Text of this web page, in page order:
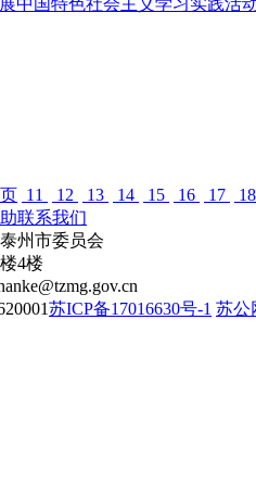
中国特色社会主义学习实践活
页 11 12 13 14 15 16 17 18
联系我们
州市委员会
4楼
苏ICP备17016630号-1 苏公